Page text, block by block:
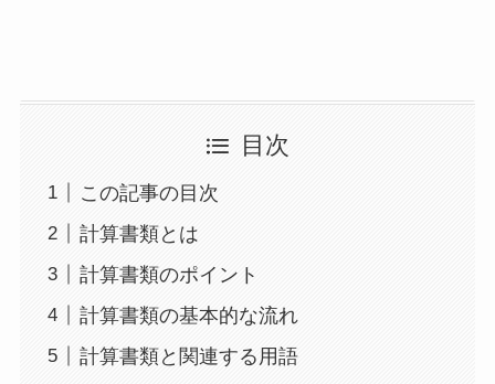
目次
この記事の目次
計算書類とは
計算書類のポイント
計算書類の基本的な流れ
計算書類と関連する用語